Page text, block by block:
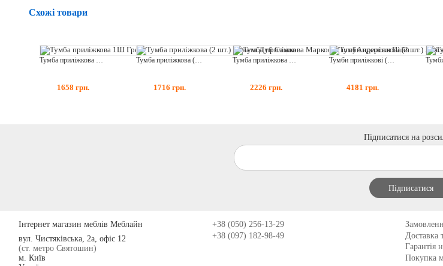
Схожі товари
1658 грн. 1716 грн. 2226 грн. 4181 грн.
Підписатися на
Інтернет магазин меблів Меблайн
вул. Чистяківська, 2а, офіс 12
(ст. метро Святошин)
м. Київ
+38 (050) 256-13-29
+38 (097) 182-98-49
Доставка
Гарантія
Покупка